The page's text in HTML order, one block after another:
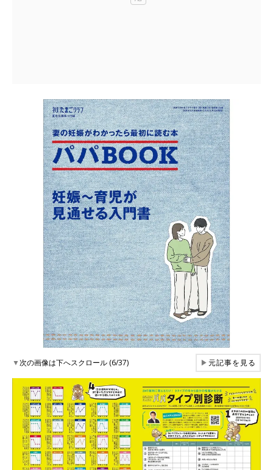
▼次の画像は下へスクロール (6/37) ▶元記事を見る